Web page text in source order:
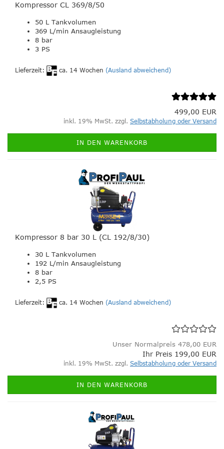
Kompressor CL 369/8/50
50 L Tankvolumen
369 L/min Ansaugleistung
8 bar
3 PS
Lieferzeit: ca. 14 Wochen (Ausland abweichend)
499,00 EUR
inkl. 19% MwSt. zzgl. Selbstabholung oder Versand
IN DEN WARENKORB
Kompressor 8 bar 30 L (CL 192/8/30)
30 L Tankvolumen
192 L/min Ansaugleistung
8 bar
2,5 PS
Lieferzeit: ca. 14 Wochen (Ausland abweichend)
Unser Normalpreis 478,00 EUR
Ihr Preis 199,00 EUR
inkl. 19% MwSt. zzgl. Selbstabholung oder Versand
IN DEN WARENKORB